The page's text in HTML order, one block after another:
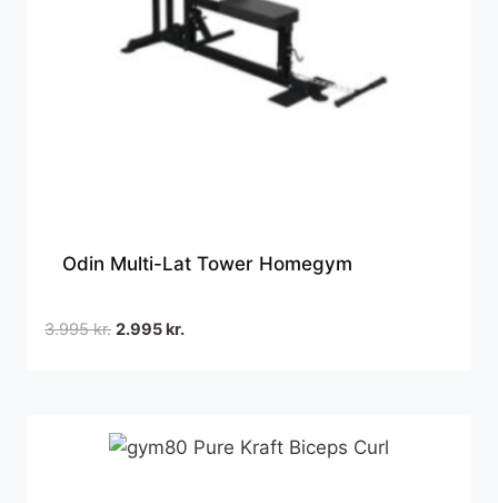
Odin Multi-Lat Tower Homegym
3.995kr. Den
3.995 kr..
2.995kr.Den